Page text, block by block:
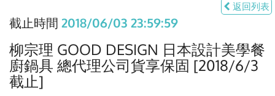
返回列表
截止時間 2018/06/03 23:59:59
柳宗理 GOOD DESIGN 日本設計美學餐
廚鍋具 總代理公司貨享保固 [2018/6/3
截止]